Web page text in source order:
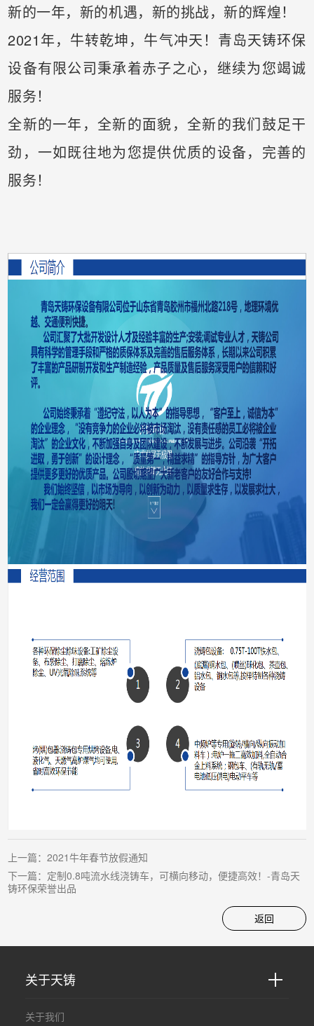
新的一年，新的机遇，新的挑战，新的辉煌！
2021年，牛转乾坤，牛气冲天！青岛天铸环保
设备有限公司秉承着赤子之心，继续为您竭诚
服务！
全新的一年，全新的面貌，全新的我们鼓足干
劲，一如既往地为您提供优质的设备，完善的
服务！
上一篇：2021牛年春节放假通知
下一篇： 定制0.8吨流水线浇铸车，可横向移动，便捷高效！-青岛天
铸环保荣誉出品
返回
关于天铸
关于我们